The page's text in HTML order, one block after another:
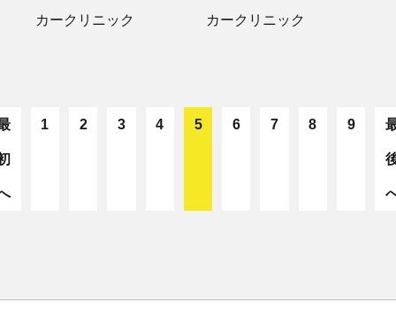
カークリニック
カークリニック
1 2 3 4 5 6 7 8 9